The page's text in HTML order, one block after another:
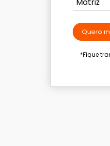
Quero
*Fique